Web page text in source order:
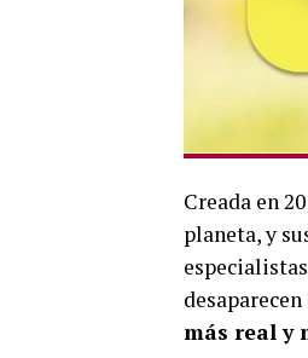
Creada en
planeta, y
más real y